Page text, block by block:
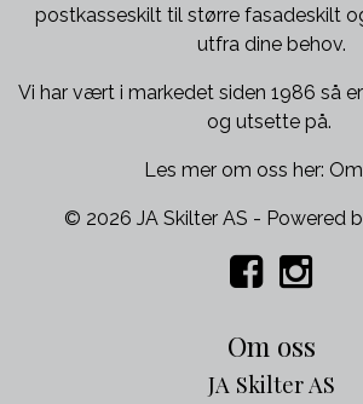
postkasseskilt til større fasadeskilt
utfra dine behov.
Vi har vært i markedet siden 1986 så
og utsette på.
Les mer om oss her:
© 2026 JA Skilter AS - Powered
Om oss
JA Skilter AS